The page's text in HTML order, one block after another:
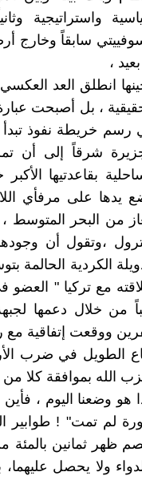
واستراتيجية
سابقاً وخارج
بعيد ،
انطلق العد
، بل أصبحت
رسم خريطة نفوذ تبدأ
شرقاً إلى أن
بقاعدتيها
يدها على مرفأي
من البحر
،وتقول أن
الكردية
مع تركيا "
من خلال دعمها
ووقعت إتفاقية مع
الطويل في ضرب
الله بموافقة كلا من
هو وضعنا اليوم ،
لم تمت" ! طوابير
ظهر ثمانين
ولا يحصل عليهما،